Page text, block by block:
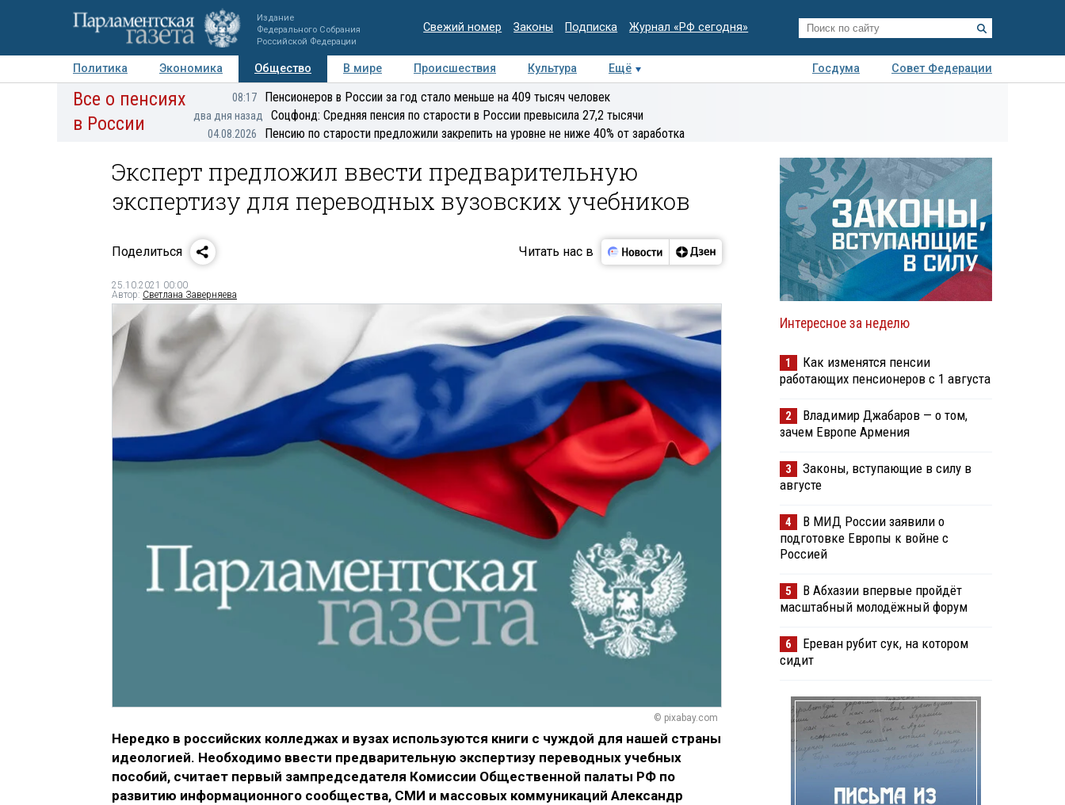
Издание
Федерального Собрания
Российской Федерации
Свежий номер Законы Подписка Журнал «РФ сегодня»
Политика Экономика Общество В мире Происшествия Культура Ещё Госдума
Совет Федерации
Авторы Персоны Мнения Регионы Медиацентр Интервью Колумнисты
Все о пенсиях
в России
08:17 Пенсионеров в России за год стало меньше на 409 тысяч человек
два дня назад Соцфонд: Средняя пенсия по старости в России превысила 27,2 тысячи
04.08.2026 Пенсию по старости предложили закрепить на уровне не ниже 40% от заработка
Эксперт предложил ввести предварительную
экспертизу для переводных вузовских учебников
Поделиться Читать нас в
25.10.2021 00:00
Автор: Светлана Заверняева
© pixabay.com
Нередко в российских колледжах и вузах используются книги с чуждой для нашей страны
идеологией. Необходимо ввести предварительную экспертизу переводных учебных
пособий, считает первый зампредседателя Комиссии Общественной палаты РФ по
развитию информационного сообщества, СМИ и массовых коммуникаций Александр
Интересное за неделю
1
Как изменятся пенсии
работающих пенсионеров с 1 августа
2
Владимир Джабаров — о том,
зачем Европе Армения
3
Законы, вступающие в силу в
августе
4
В МИД России заявили о
подготовке Европы к войне с
Россией
5
В Абхазии впервые пройдёт
масштабный молодёжный форум
6
Ереван рубит сук, на котором
сидит